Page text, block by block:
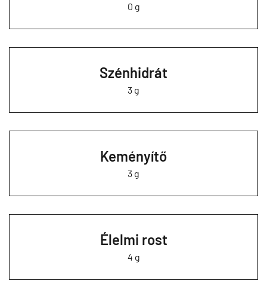
0 g
Szénhidrát
3 g
Keményítő
3 g
Élelmi rost
4 g